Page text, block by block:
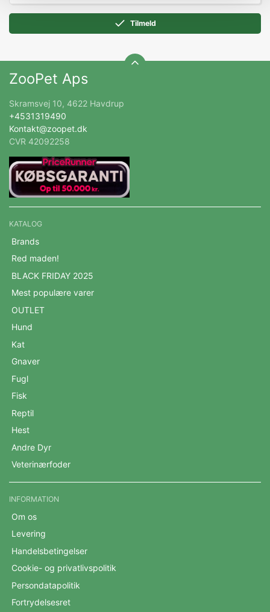
Tilmeld
ZooPet Aps
Skramsvej 10, 4622 Havdrup
+4531319490
Kontakt@zoopet.dk
CVR 42092258
KATALOG
Brands
Red maden!
BLACK FRIDAY 2025
Mest populære varer
OUTLET
Hund
Kat
Gnaver
Fugl
Fisk
Reptil
Hest
Andre Dyr
Veterinærfoder
INFORMATION
Om os
Levering
Handelsbetingelser
Cookie- og privatlivspolitik
Persondatapolitik
Fortrydelsesret